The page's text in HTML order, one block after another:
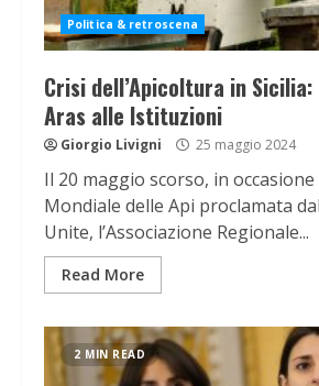
Politica & retroscena
Crisi dell’Apicoltura in Sicilia:
Aras alle Istituzioni
Giorgio Livigni 25 maggio 2024
Il 20 maggio scorso, in
Mondiale delle Api proclamata
Unite, l’Associazione Regionale...
Read More
2 MIN READ